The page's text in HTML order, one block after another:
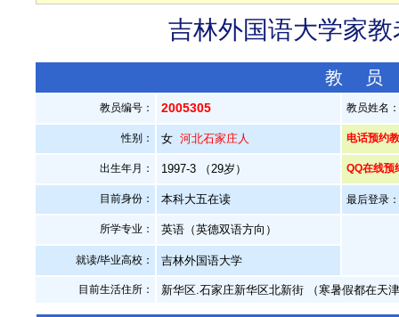
吉林外国语大学家
教
教员编号： 2005305 教员姓名
性别： 女 河北石家庄人 电话预约
出生年月： 1997-3 （29岁） QQ在线预
目前身份： 本科大五在读 最后登录
所学专业： 英语（英德双语方向）
就读/毕业高校： 吉林外国语大学
目前生活住所： 新华区.石家庄新华区北新街 （寒暑假都在天